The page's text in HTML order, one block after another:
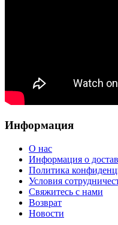
Информация
О нас
Информация о
Политика
Условия
Свяжитесь с нами
Возврат
Новости